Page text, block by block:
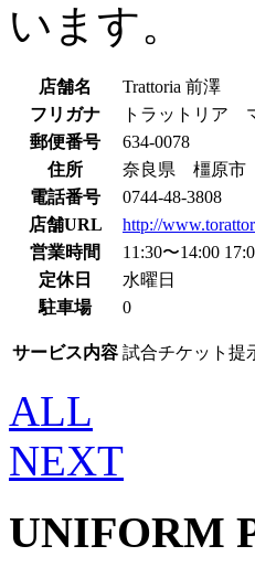
います。
店舗名
Trattoria 前澤
フリガナ
トラットリア
郵便番号
634-0078
住所
奈良県 橿原市
電話番号
0744-48-3808
店舗URL
http://
営業時間
11:30〜14:00
定休日
水曜日
駐車場
0
サービス内容 試合チケット提
ALL
NEXT
UNIFORM